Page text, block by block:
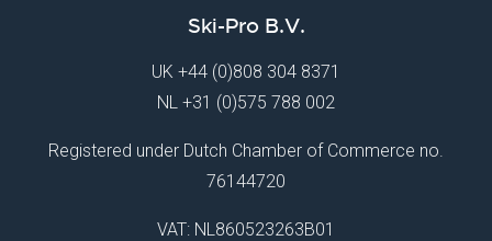
Ski-Pro B.V.
UK +44 (0)808 304 8371
NL +31 (0)575 788 002
Registered under Dutch Chamber of Commerce no.
76144720
VAT: NL860523263B01